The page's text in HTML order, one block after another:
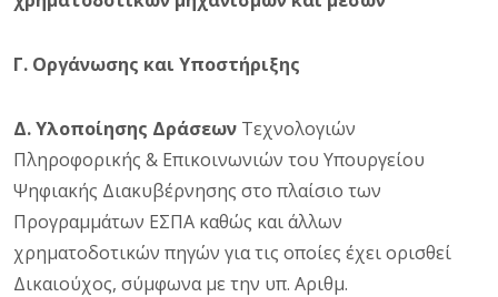
Γ. Οργάνωσης και Υποστήριξης
Δ. Υλοποίησης Δράσεων Τεχνολογιών
Πληροφορικής & Επικοινωνιών του Υπουργείου
Ψηφιακής Διακυβέρνησης στο πλαίσιο των
Προγραμμάτων ΕΣΠΑ καθώς και άλλων
χρηματοδοτικών πηγών για τις οποίες έχει ορισθεί
Δικαιούχος, σύμφωνα με την υπ. Αριθμ.